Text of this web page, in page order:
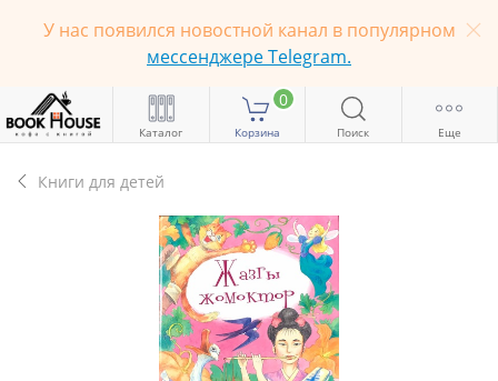
У нас появился новостной канал в популярном
мессенджере Telegram.
Каталог
0
Корзина Поиск Еще
Книги для детей